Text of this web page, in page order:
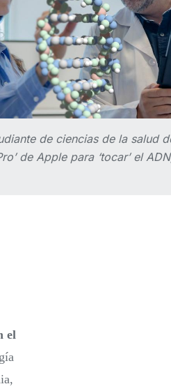
de ciencias de la salud
de Apple para ‘tocar’ el
el